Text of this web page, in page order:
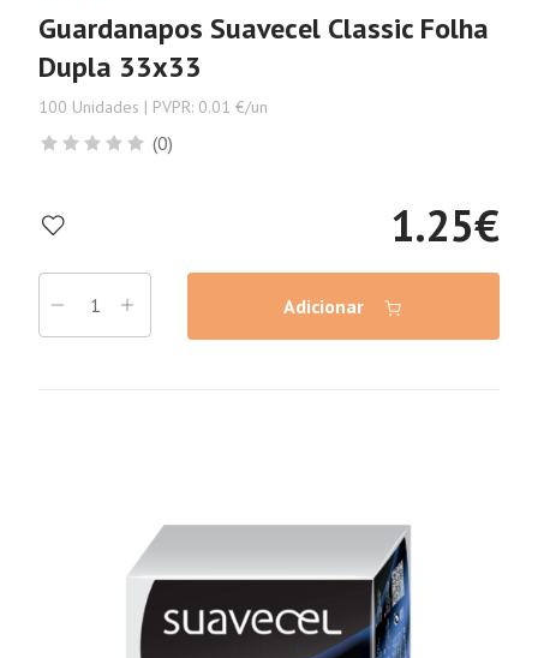
Guardanapos Suavecel Classic Folha
Dupla 33x33
100 Unidades | PVPR: 0.01 €/un
(0)
1.25€
Adicionar